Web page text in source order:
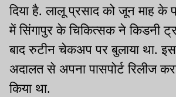
दिया है. लालू प्रसाद को जून माह के
में सिंगापुर के चिकित्सक ने किडनी
बाद रुटीन चेकअप पर बुलाया था.
अदालत से अपना पासपोर्ट रिलीज
किया था.